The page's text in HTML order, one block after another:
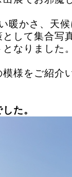
暖かさ、天
して集合写
なりました
様をご紹介
た。